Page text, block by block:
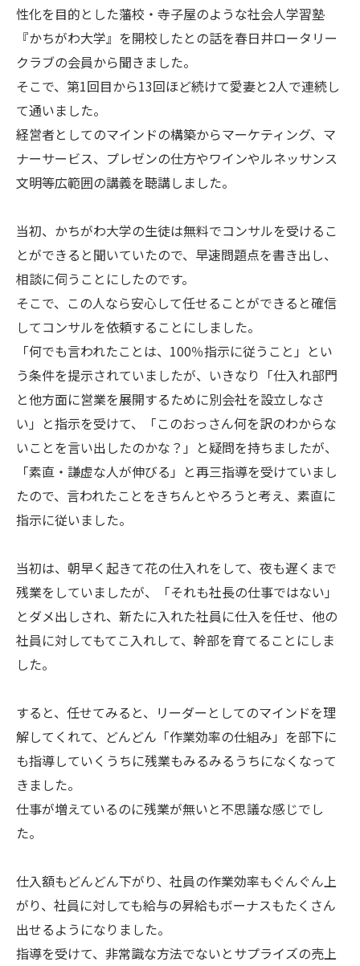
性化を目的とした藩校・寺子屋のような社会人学習塾
『かちがわ大学』を開校したとの話を春日井ロータリー
クラブの会員から聞きました。
そこで、第1回目から13回ほど続けて愛妻と2人で連続し
て通いました。
経営者としてのマインドの構築からマーケティング、マ
ナーサービス、プレゼンの仕方やワインやルネッサンス
文明等広範囲の講義を聴講しました。
当初、かちがわ大学の生徒は無料でコンサルを受けるこ
とができると聞いていたので、早速問題点を書き出し、
相談に伺うことにしたのです。
そこで、この人なら安心して任せることができると確信
してコンサルを依頼することにしました。
「何でも言われたことは、100％指示に従うこと」とい
う条件を提示されていましたが、いきなり「仕入れ部門
と他方面に営業を展開するために別会社を設立しなさ
い」と指示を受けて、「このおっさん何を訳のわからな
いことを言い出したのかな？」と疑問を持ちましたが、
「素直・謙虚な人が伸びる」と再三指導を受けていまし
たので、言われたことをきちんとやろうと考え、素直に
指示に従いました。
当初は、朝早く起きて花の仕入れをして、夜も遅くまで
残業をしていましたが、「それも社長の仕事ではない」
とダメ出しされ、新たに入れた社員に仕入を任せ、他の
社員に対してもてこ入れして、幹部を育てることにしま
した。
すると、任せてみると、リーダーとしてのマインドを理
解してくれて、どんどん「作業効率の仕組み」を部下に
も指導していくうちに残業もみるみるうちになくなって
きました。
仕事が増えているのに残業が無いと不思議な感じでし
た。
仕入額もどんどん下がり、社員の作業効率もぐんぐん上
がり、社員に対しても給与の昇給もボーナスもたくさん
出せるようになりました。
指導を受けて、非常識な方法でないとサプライズの売上